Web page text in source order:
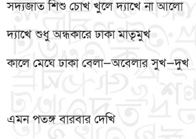
সদ্যজাত শিশু চোখ খুলে দ্যাখে না আলো
দ্যাখে শুধু অন্ধকারে ঢাকা মাতৃমুখ
কালে মেঘে ঢাকা বেলা—অবেলার সুখ—দুখ
এমন পতঙ্গ বারবার দেখি